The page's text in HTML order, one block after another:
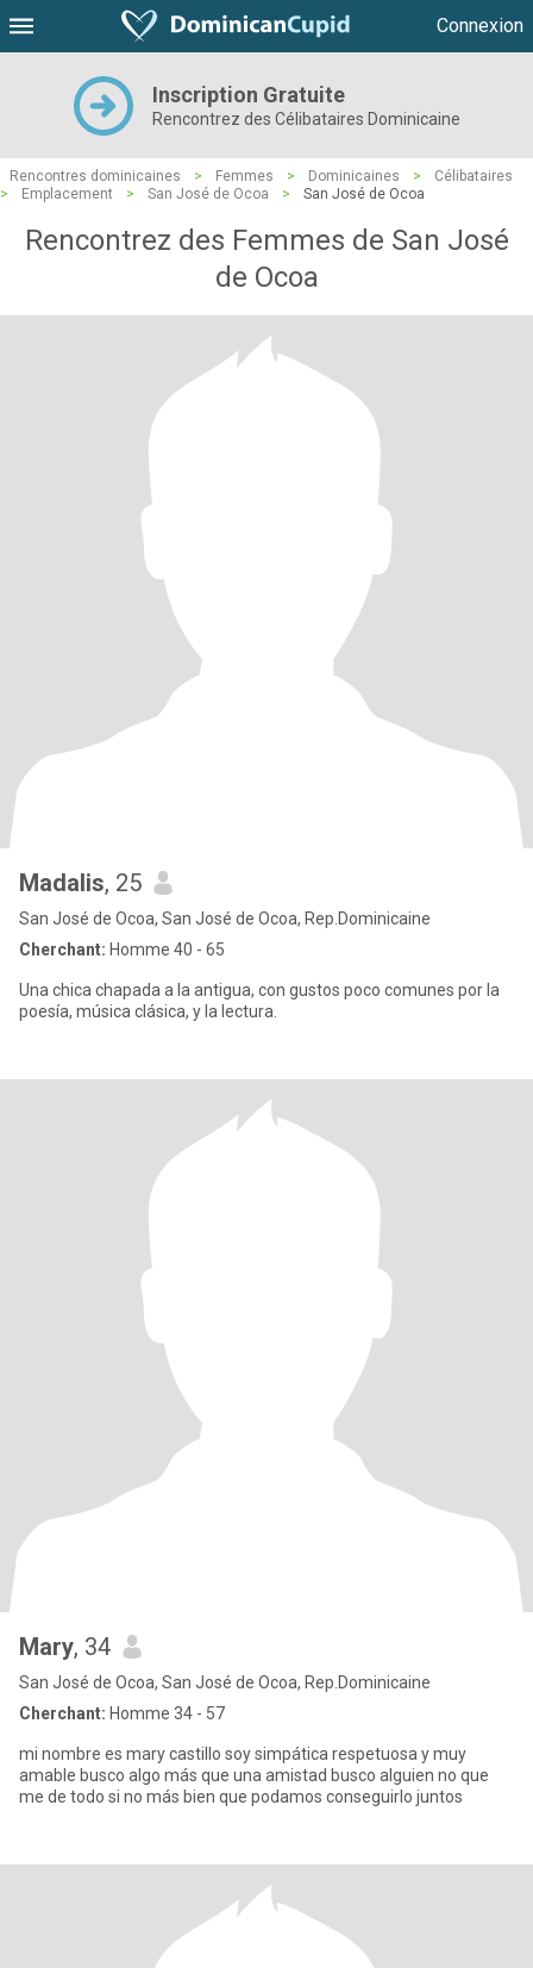
Connexion
Inscription Gratuite
Rencontrez des Célibataires Dominicaine
Rencontres dominicaines > Femmes > Dominicaines >
Célibataires
>
Emplacement > San José de Ocoa > San José de Ocoa
Rencontrez des Femmes de San José
de Ocoa
Madalis, 25
San José de Ocoa, San José de Ocoa, Rep.Dominicaine
Cherchant: Homme 40 - 65
Una chica chapada a la antigua, con gustos poco comunes por la
poesía, música clásica, y la lectura.
Mary, 34
San José de Ocoa, San José de Ocoa, Rep.Dominicaine
Cherchant: Homme 34 - 57
mi nombre es mary castillo soy simpática respetuosa y muy
amable busco algo más que una amistad busco alguien no que
me de todo si no más bien que podamos conseguirlo juntos